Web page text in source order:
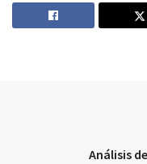
Análisis